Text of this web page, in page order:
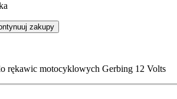
zakupy
rękawic motocyklowych Gerbing 12 Volts